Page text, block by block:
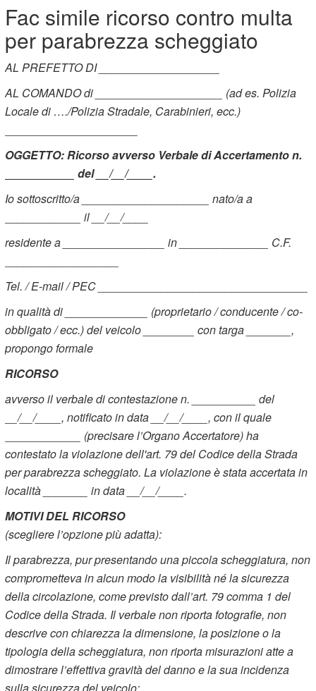
Fac simile ricorso contro multa
per parabrezza scheggiato
AL PREFETTO DI ___________________
AL COMANDO di ____________________ (ad es. Polizia
Locale di …./Polizia Stradale, Carabinieri, ecc.)
OGGETTO: Ricorso avverso Verbale di Accertamento n.
___________ del __/__/____.
Io sottoscritto/a ____________________ nato/a a
____________ il __/__/____
residente a ________________ in ______________ C.F.
Tel. / E-mail / PEC _________________________________
in qualità di _____________ (proprietario / conducente / co-
obbligato / ecc.) del veicolo ________ con targa _______,
propongo formale
RICORSO
avverso il verbale di contestazione n. __________ del
__/__/____, notificato in data __/__/____, con il quale
____________ (precisare l’Organo Accertatore) ha
contestato la violazione dell'art. 79 del Codice della Strada
per parabrezza scheggiato. La violazione è stata accertata in
località _______ in data __/__/____.
MOTIVI DEL RICORSO
(scegliere l’opzione più adatta):
Il parabrezza, pur presentando una piccola scheggiatura, non
comprometteva in alcun modo la visibilità né la sicurezza
della circolazione, come previsto dall’art. 79 comma 1 del
Codice della Strada. Il verbale non riporta fotografie, non
descrive con chiarezza la dimensione, la posizione o la
tipologia della scheggiatura, non riporta misurazioni atte a
dimostrare l’effettiva gravità del danno e la sua incidenza
sulla sicurezza del veicolo;